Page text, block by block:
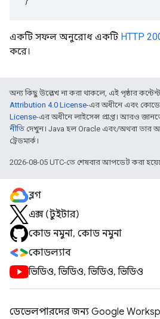
একটি সফল অনুরোধ একটি HTTP
করে।
অন্য কিছু উল্লেখ না করা থাকলে, এই পৃষ্ঠার কন্টেন্ট
Attribution 4.0 License-এর অধীনে এবং
License-এর অধীনে লাইসেন্স প্রাপ্ত। আরও
নীতি দেখুন। Java হল Oracle এবং/অথবা তার
ট্রেডমার্ক।
2026-08-05 UTC-তে শেষবার আপডেট করা
ব্লগ
এক্স (টুইটার)
কোড নমুনা, কোড নমুনা
কোডল্যাব
ভিডিও, ভিডিও, ভিডিও, ভিডিও
ডেভেলপারদের জন্য Google